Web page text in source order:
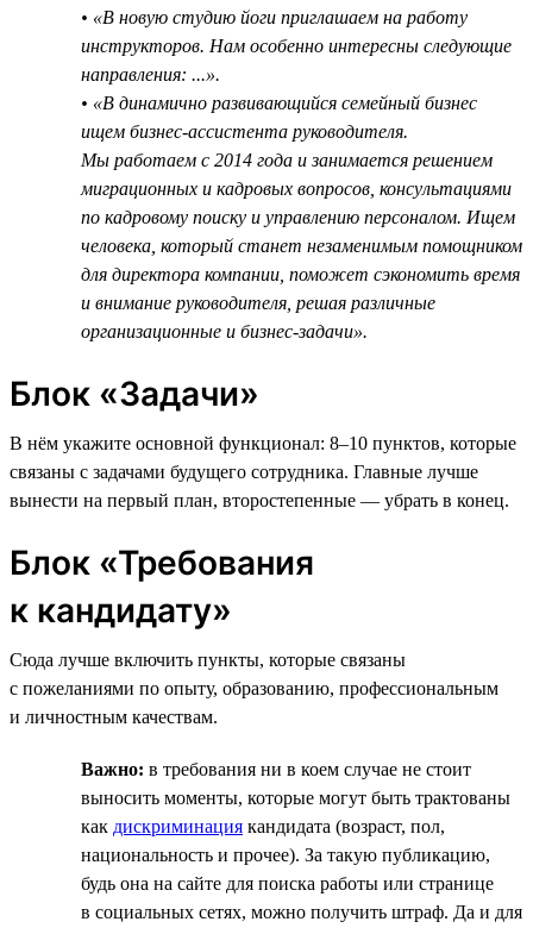
• «В новую студию йоги приглашаем на работу
инструкторов. Нам особенно интересны следующие
направления: ...».
• «В динамично развивающийся семейный бизнес
ищем бизнес-ассистента руководителя.
Мы работаем с 2014 года и занимается решением
миграционных и кадровых вопросов, консультациями
по кадровому поиску и управлению персоналом. Ищем
человека, который станет незаменимым помощником
для директора компании, поможет сэкономить время
и внимание руководителя, решая различные
организационные и бизнес-задачи».
Блок «Задачи»
В нём укажите основной функционал: 8–10 пунктов, которые
связаны с задачами будущего сотрудника. Главные лучше
вынести на первый план, второстепенные — убрать в конец.
Блок «Требования
к кандидату»
Сюда лучше включить пункты, которые связаны
с пожеланиями по опыту, образованию, профессиональным
и личностным качествам.
Важно: в требования ни в коем случае не стоит
выносить моменты, которые могут быть трактованы
как дискриминация кандидата (возраст, пол,
национальность и прочее). За такую публикацию,
будь она на сайте для поиска работы или странице
в социальных сетях, можно получить штраф. Да и для